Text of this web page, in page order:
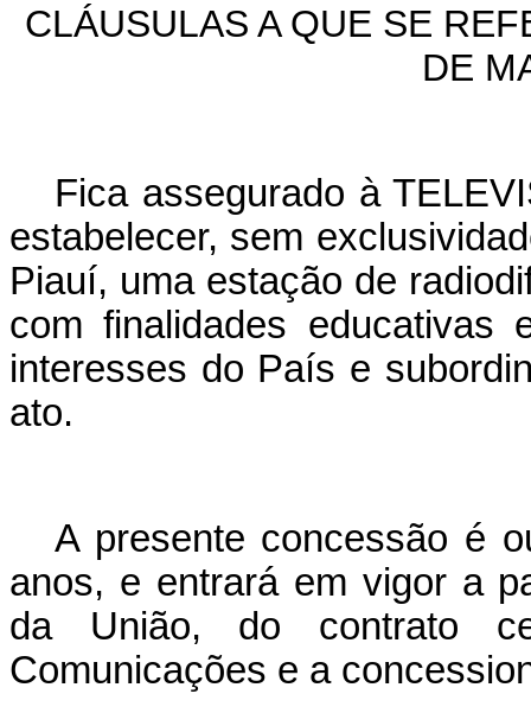
CLÁUSULAS A QUE SE
DE
Fica assegurado à
estabelecer, sem
Piauí, uma estação de
com finalidades educativas
interesses do País e
ato.
A presente concessão é
anos, e entrará em vigor a
da União, do contrato
Comunicações e a